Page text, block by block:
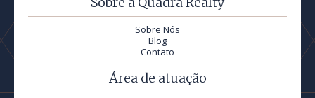
Sobre Nós
Blog
Contato
Área de atuação